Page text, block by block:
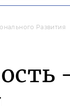
Развития